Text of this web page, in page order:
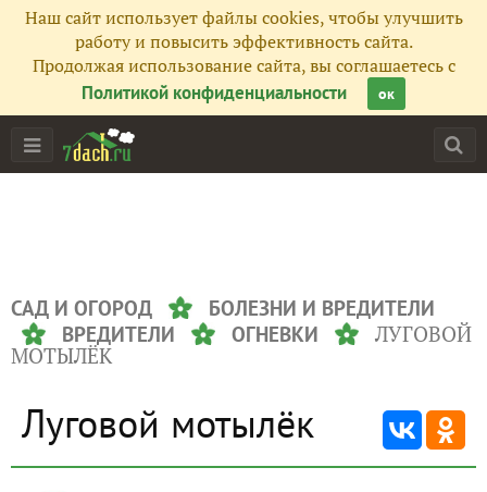
Наш сайт использует файлы cookies, чтобы улучшить
работу и повысить эффективность сайта.
Продолжая использование сайта, вы соглашаетесь с
Политикой конфиденциальности
ок
САД И ОГОРОД
БОЛЕЗНИ И ВРЕДИТЕЛИ
ВРЕДИТЕЛИ
ОГНЕВКИ
ЛУГОВОЙ
МОТЫЛЁК
Луговой мотылёк